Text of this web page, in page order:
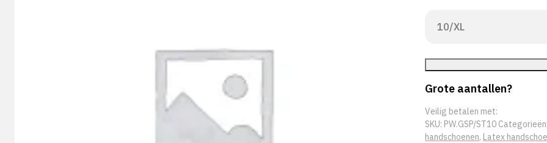
Grote aantallen?
Veilig betalen met:
SKU: PW.GSP/ST10 Categorieën:
handschoenen, Latex